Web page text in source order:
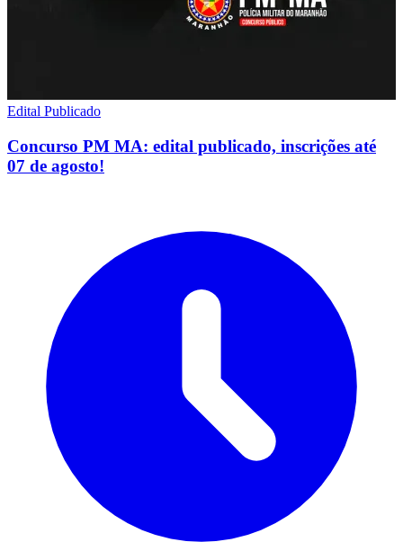
Edital Publicado
Concurso PM MA: edital publicado, inscrições até
07 de agosto!